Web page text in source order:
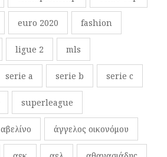
euro 2020 fashion
ligue 2 mls
serie a serie b serie c
superleague
αβελίνο άγγελος οικονόμου